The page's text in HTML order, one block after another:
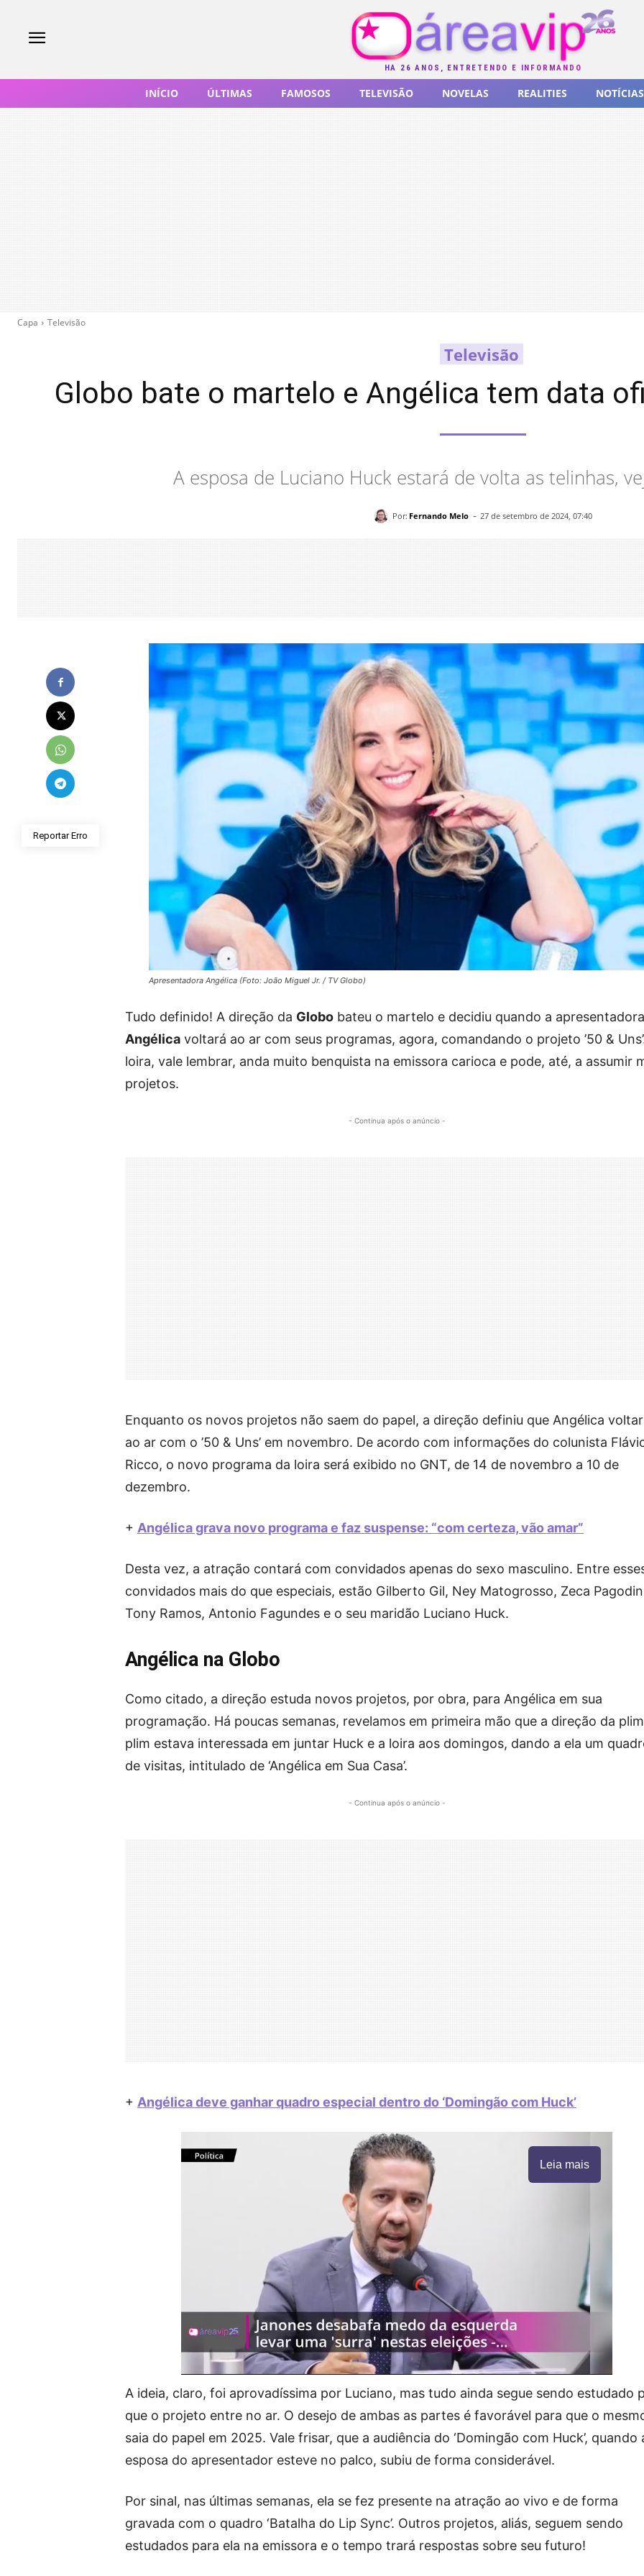
HÁ 26 ANOS, ENTRETENDO E INFORMANDO
INÍCIO ÚLTIMAS FAMOSOS TELEVISÃO NOVELAS REALITIES NOTÍCIAS
Capa Televisão
Televisão
Globo bate o martelo e Angélica tem data
A esposa de Luciano Huck estará de volta as telinhas,
Por: Fernando Melo - 27 de setembro de 2024, 07:40
Reportar Erro
Apresentadora Angélica (Foto: João Miguel Jr. / TV Globo)
Tudo definido! A direção da Globo bateu o martelo e decidiu quando a apresentadora
Angélica voltará ao ar com seus programas, agora, comandando o projeto ’50 &
loira, vale lembrar, anda muito benquista na emissora carioca e pode, até, a assumir
projetos.
- Continua após o anúncio -
Enquanto os novos projetos não saem do papel, a direção definiu que Angélica
ao ar com o ’50 & Uns’ em novembro. De acordo com informações do colunista
Ricco, o novo programa da loira será exibido no GNT, de 14 de novembro a 10 de
dezembro.
+ Angélica grava novo programa e faz suspense: “com certeza, vão amar”
Desta vez, a atração contará com convidados apenas do sexo masculino. Entre
convidados mais do que especiais, estão Gilberto Gil, Ney Matogrosso, Zeca
Tony Ramos, Antonio Fagundes e o seu maridão Luciano Huck.
Angélica na Globo
Como citado, a direção estuda novos projetos, por obra, para Angélica em sua
programação. Há poucas semanas, revelamos em primeira mão que a direção da plim
plim estava interessada em juntar Huck e a loira aos domingos, dando a ela um
de visitas, intitulado de ‘Angélica em Sua Casa’.
- Continua após o anúncio -
+ Angélica deve ganhar quadro especial dentro do ‘Domingão com Huck’
Leia mais
A ideia, claro, foi aprovadíssima por Luciano, mas tudo ainda segue sendo estudado
que o projeto entre no ar. O desejo de ambas as partes é favorável para que o
saia do papel em 2025. Vale frisar, que a audiência do ‘Domingão com Huck’, quando
esposa do apresentador esteve no palco, subiu de forma considerável.
Por sinal, nas últimas semanas, ela se fez presente na atração ao vivo e de forma
gravada com o quadro ‘Batalha do Lip Sync’. Outros projetos, aliás, seguem sendo
estudados para ela na emissora e o tempo trará respostas sobre seu futuro!